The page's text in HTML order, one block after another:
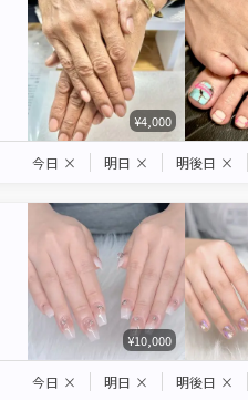
¥4,000
今日 × 明日 × 明後日 ×
¥10,000
今日 × 明日 × 明後日 ×